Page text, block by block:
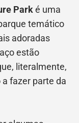
Parké uma
temático
adoradas
estão
literalmente,
fazer parte da